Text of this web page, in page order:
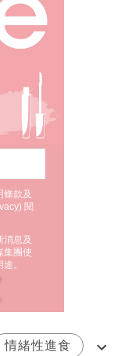
條款及
) 閱
消息及
集團使
。
情緒性進食